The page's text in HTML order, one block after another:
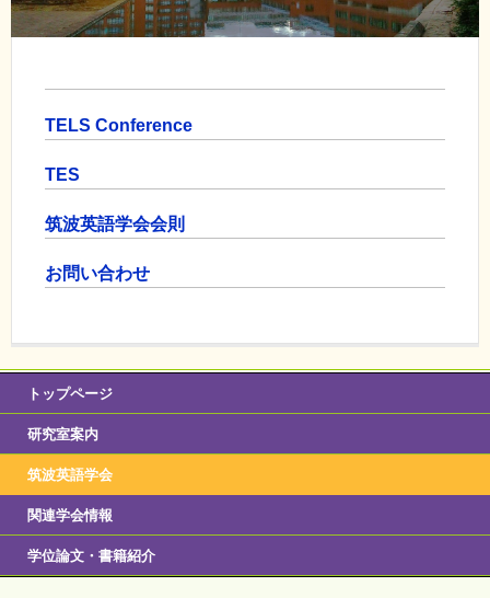
TELS Conference
TES
筑波英語学会会則
お問い合わせ
トップページ
研究室案内
筑波英語学会
関連学会情報
学位論文・書籍紹介